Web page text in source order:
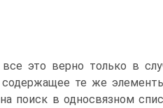
это верно только в
содержащее те же
поиск в односвязном